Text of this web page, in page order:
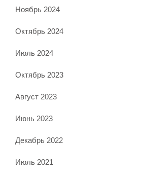
Ноябрь 2024
Октябрь 2024
Июль 2024
Октябрь 2023
Август 2023
Июнь 2023
Декабрь 2022
Июль 2021